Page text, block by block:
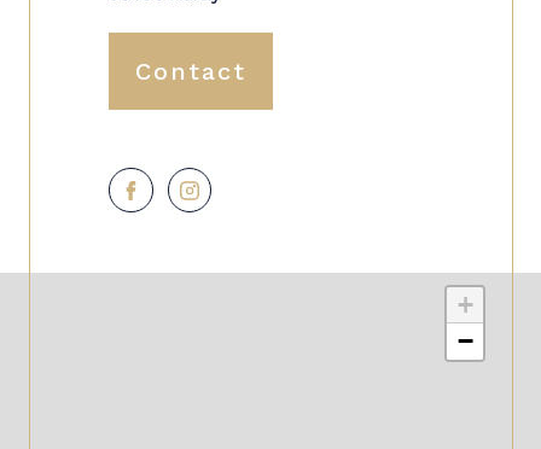
+
−
Contact